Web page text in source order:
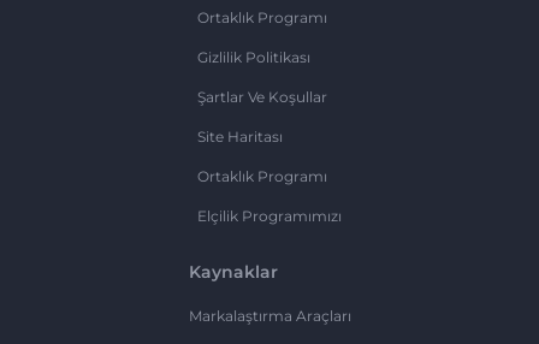
Ortaklık Programı
Gizlilik Politikası
Şartlar Ve Koşullar
Site Haritası
Ortaklık Programı
Elçilik Programımızı
Kaynaklar
Markalaştırma Araçları